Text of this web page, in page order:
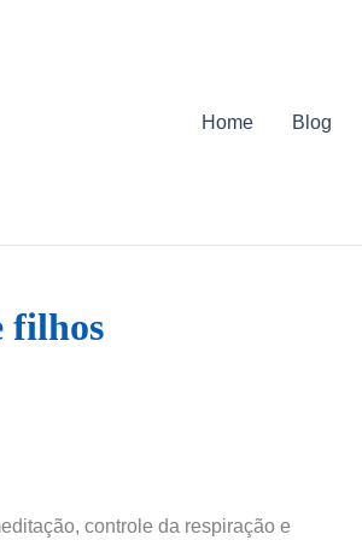
Home Blog
filhos
controle da respiração e